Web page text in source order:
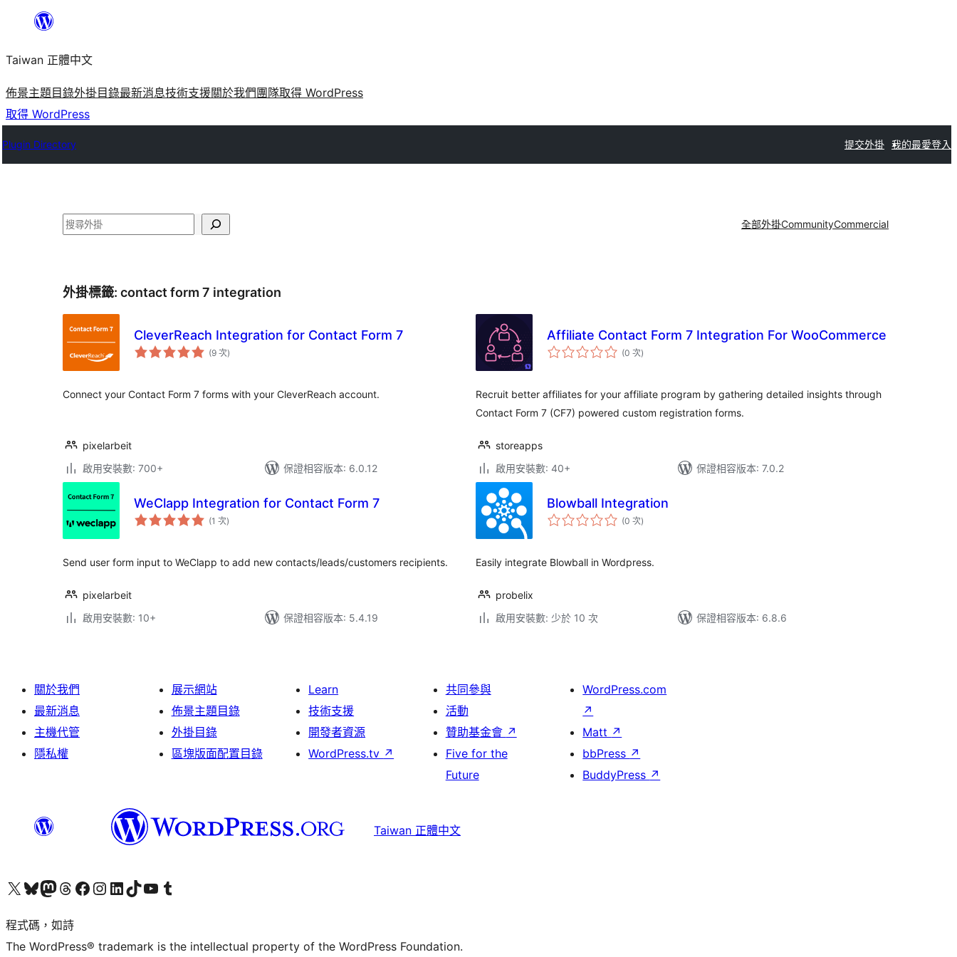
主
要
內
容
Taiwan 正體中文
佈景主題目錄外掛目錄最新消息技術支援關於我們 團隊取得 WordPress
取得 WordPress
Plugin Directory 提交外掛 我的最愛登入
搜
全部外掛CommunityCommercial
外掛標籤: contact form 7 integration
CleverReach Integration for Contact Form 7
(9 次評
分)
Connect your Contact Form 7 forms with your CleverReach account.
pixelarbeit
啟用安裝數: 700+
保證相容版本: 6.0.12
Affiliate Contact Form 7 Integration For WooCommerce
(0 次評
分)
Recruit better affiliates for your affiliate program by gathering detailed insights through
Contact Form 7 (CF7) powered custom registration forms.
storeapps
啟用安裝數: 40+
保證相容版本: 7.0.2
WeClapp Integration for Contact Form 7
(1 次評
分)
Send user form input to WeClapp to add new contacts/leads/customers recipients.
pixelarbeit
啟用安裝數: 10+
保證相容版本: 5.4.19
Blowball Integration
(0 次評
分)
Easily integrate Blowball in Wordpress.
probelix
啟用安裝數: 少於 10 次
保證相容版本: 6.8.6
關於我們
最新消息
主機代管
隱私權
展示網站
佈景主題目錄
外掛目錄
區塊版面配置目錄
Learn
技術支援
開發者資源
WordPress.tv ↗
共同參與
活動
贊助基金會 ↗
Five for the
Future
WordPress.com
↗
Matt ↗
bbPress ↗
BuddyPress ↗
Taiwan 正體中文
查看我們的 X (之前的 Twitter) 帳號造訪我們的 Bluesky 帳號造訪我們的 Mastodon 帳號造訪我們的 Threads 帳號 造訪我們的 Facebook 粉絲專頁Visit our Instagram account
Visit our LinkedIn account
造訪我們的 TikTok 帳號Visit our YouTube channel
造訪我們的 Tumblr 帳號
程式碼，如詩
The WordPress® trademark is the intellectual property of the WordPress Foundation.